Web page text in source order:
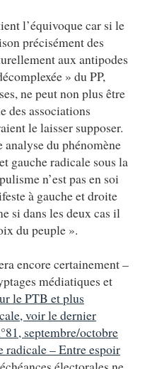
l’équivoque car si le
précisément des
aux antipodes
» du PP,
ne peut non plus être
des associations
le laisser supposer.
analyse du phénomène
gauche radicale sous la
n’est pas en soi
à gauche et droite
si dans les deux cas il
du peuple ».
encore certainement –
médiatiques et
le PTB et plus
voir le dernier
septembre/octobre
radicale – Entre espoir